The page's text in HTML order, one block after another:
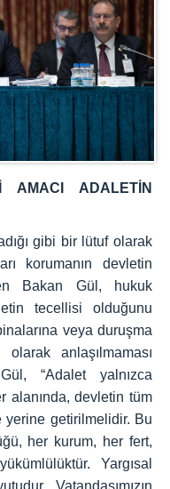
AMACI ADALETİN
gibi bir lütuf olarak
korumanın devletin
Bakan Gül, hukuk
tecellisi olduğunu
veya duruşma
anlaşılmaması
“Adalet yalnızca
alanında, devletin tüm
yerine getirilmelidir. Bu
her kurum, her fert,
Yargısal